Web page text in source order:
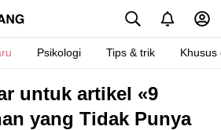
Psikologi Tips & trik Khusus
untuk artikel «9
yang Tidak Punya